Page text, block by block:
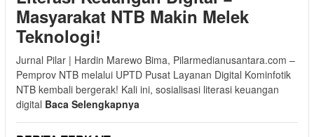
Masyarakat NTB Makin Melek
Teknologi!
Jurnal Pilar | Hardin Marewo Bima, Pilarmedianusantara.com –
Pemprov NTB melalui UPTD Pusat Layanan Digital Kominfotik
NTB kembali bergerak! Kali ini, sosialisasi literasi keuangan
digital Baca Selengkapnya